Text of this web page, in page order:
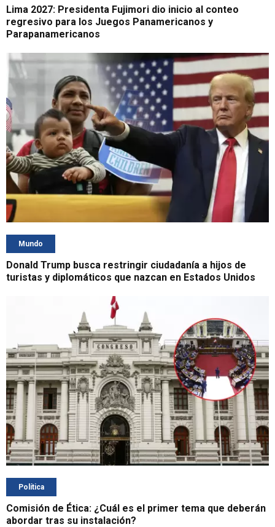
Lima 2027: Presidenta Fujimori dio inicio al conteo
regresivo para los Juegos Panamericanos y
Parapanamericanos
Mundo
Donald Trump busca restringir ciudadanía a hijos de
turistas y diplomáticos que nazcan en Estados Unidos
Política
Comisión de Ética: ¿Cuál es el primer tema que deberán
abordar tras su instalación?